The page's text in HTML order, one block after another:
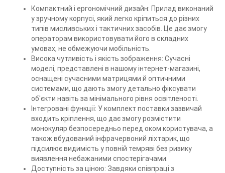
Компактний і ергономічний дизайн: Прилад виконаний
у зручному корпусі, який легко кріпиться до різних
типів мисливських і тактичних засобів. Це дає змогу
операторам використовувати його в складних
умовах, не обмежуючи мобільність.
Висока чутливість і якість зображення: Сучасні
моделі, представлені в нашому інтернет-магазині,
оснащені сучасними матрицями й оптичними
системами, що дають змогу детально фіксувати
об'єкти навіть за мінімального рівня освітленості.
Інтегровані функції: У комплект поставки зазвичай
входить кріплення, що дає змогу розмістити
монокуляр безпосередньо перед оком користувача, а
також вбудований інфрачервоний ліхтарик, що
підсилює видимість у повній темряві без ризику
виявлення небажаними спостерігачами.
Доступність за ціною: Завдяки співпраці з